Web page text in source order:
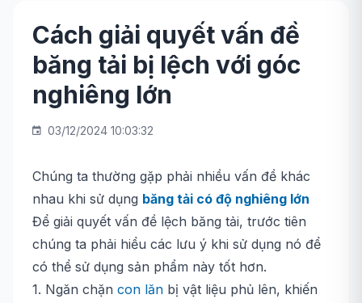
Trang chủ Tin tức
Cách giải quyết vấn đề
băng tải bị lệch với góc nghiêng lớn
Cách giải quyết vấn đề
băng tải bị lệch với góc
nghiêng lớn
03/12/2024 10:03:32
Chúng ta thường gặp phải nhiều vấn đề khác
nhau khi sử dụng băng tải có độ nghiêng lớn
Để giải quyết vấn đề lệch băng tải, trước tiên
chúng ta phải hiểu các lưu ý khi sử dụng nó để
có thể sử dụng sản phẩm này tốt hơn.
1. Ngăn chặn con lăn bị vật liệu phủ lên, khiến